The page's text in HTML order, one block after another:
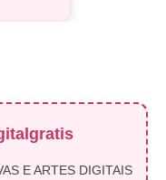
E ARTES DIGITAIS